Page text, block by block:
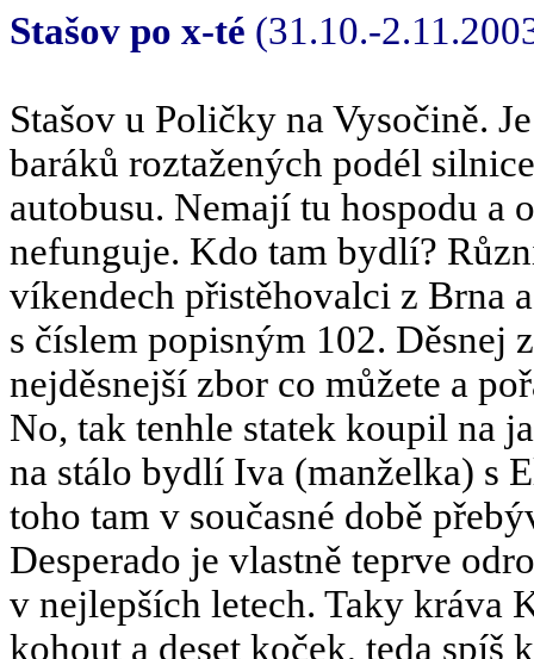
Stašov po x-té (31.10.-
Stašov u Poličky na Vysočině.
baráků roztažených podél
autobusu. Nemají tu hospodu a
nefunguje. Kdo tam bydlí?
víkendech přistěhovalci z Brna
s číslem popisným 102. Děsnej
nejděsnejší zbor co můžete a
No, tak tenhle statek koupil na
na stálo bydlí Iva (manželka) s
toho tam v současné době
Desperado je vlastně teprve
v nejlepších letech. Taky kráva
kohout a deset koček, teda spíš